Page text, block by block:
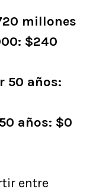
millones
$240
50 años:
años: $0
entre